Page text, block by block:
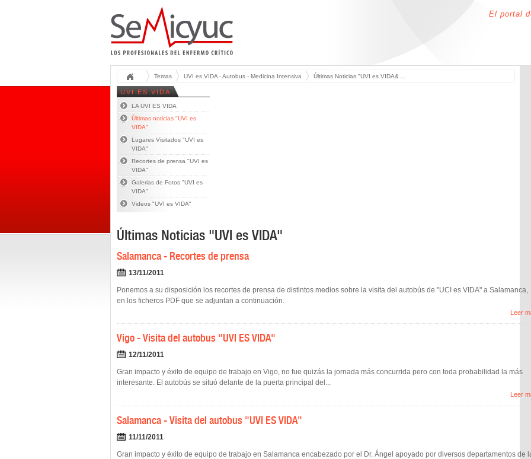
El portal
Temas UVI es VIDA - Autobus - Medicina Intensiva Últimas Noticias "UVI es VIDA& ...
UVI ES VIDA
LA UVI ES VIDA
Últimas noticias "UVI es
VIDA"
Lugares Visitados "UVI es
VIDA"
Recortes de prensa "UVI es
VIDA"
Galerias de Fotos "UVI es
VIDA"
Videos "UVI es VIDA"
Últimas Noticias "UVI es VIDA"
Salamanca - Recortes de prensa
13/11/2011
Ponemos a su disposición los recortes de prensa de distintos medios sobre la visita del autobús de "UCI es VIDA" a Salamanca,
en los ficheros PDF que se adjuntan a continuación.
Leer
Vigo - Visita del autobus "UVI ES VIDA"
12/11/2011
Gran impacto y éxito de equipo de trabajo en Vigo, no fue quizás la jornada más concurrida pero con toda probabilidad la más
interesante. El autobús se situó delante de la puerta principal del...
Leer
Salamanca - Visita del autobus "UVI ES VIDA"
11/11/2011
Gran impacto y éxito de equipo de trabajo en Salamanca encabezado por el Dr. Ángel apoyado por diversos departamentos de